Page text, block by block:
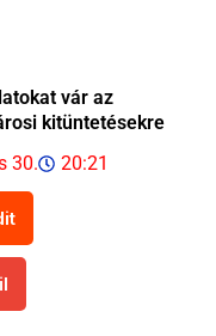
vár az
kitüntetésekre
30. 20:21